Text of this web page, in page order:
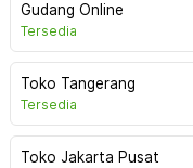
Gudang Online
Tersedia
Toko Tangerang
Tersedia
Toko Jakarta Pusat